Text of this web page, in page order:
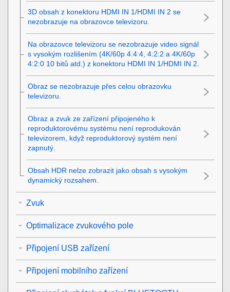
3D obsah z konektoru HDMI IN 1/HDMI IN 2 se
nezobrazuje na obrazovce televizoru.
Na obrazovce televizoru se nezobrazuje video signál
s vysokým rozlišením (4K/60p 4:4:4, 4:2:2 a 4K/60p
4:2:0 10 bitů atd.) z konektoru HDMI IN 1/HDMI IN 2
Obraz se nezobrazuje přes celou obrazovku
televizoru.
Obraz a zvuk ze zařízení připojeného k
reproduktorovému systému není reprodukován
televizorem, když reproduktorový systém není
zapnutý.
Obsah HDR nelze zobrazit jako obsah s vysokým
dynamický rozsahem.
Zvuk
Optimalizace zvukového pole
Připojení USB zařízení
Připojení mobilního zařízení